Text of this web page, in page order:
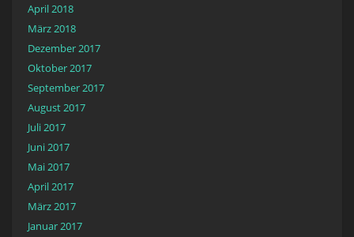
April 2018
März 2018
Dezember 2017
Oktober 2017
September 2017
August 2017
Juli 2017
Juni 2017
Mai 2017
April 2017
März 2017
Januar 2017